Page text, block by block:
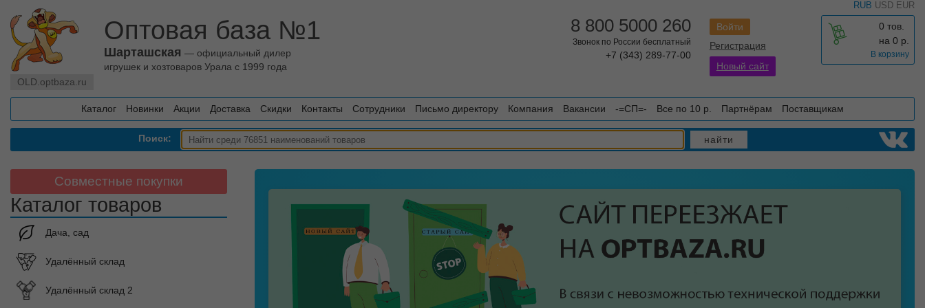
RUB USD EUR
OLD.optbaza.ru
Оптовая база №1
Шарташская — официальный дилер
игрушек и хозтоваров Урала с 1999 года
0 тов.
на 0 р.
В корзину
Войти
Регистрация
Новый сайт
8 800 5000 260
Звонок по России бесплатный
+7 (343) 289-77-00
Каталог Новинки Акции Доставка Скидки Контакты Сотрудники Письмо директору Компания Вакансии -=СП=- Все по 10 р. Партнёрам Поставщикам
Поиск: найти
Совместные покупки
Каталог товаров
Дача, сад
Удалённый склад
Удалённый склад 2